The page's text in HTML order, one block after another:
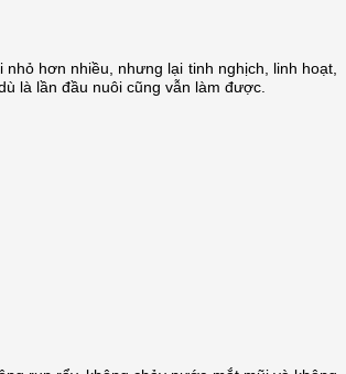
hơn nhiều, nhưng lại tinh nghịch, linh hoạt,
là lần đầu nuôi cũng vẫn làm được.